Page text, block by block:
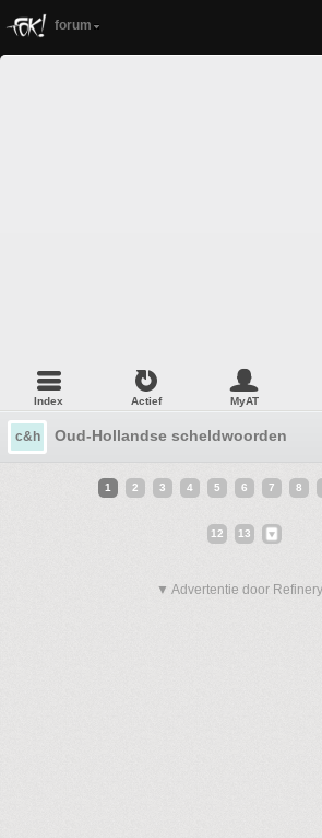
forum
Index Actief MyAT
c&h Oud-Hollandse scheldwoorden
1 2 3 4 5 6 7 8
12 13
▼ Advertentie door